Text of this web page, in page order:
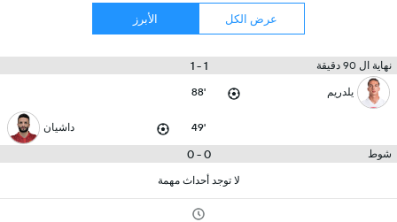
عرض الكل الأبرز
نهاية ال 90 دقيقة 1 - 1
يلدريم 88'
49' داشيان
شوط 0 - 0
لا توجد أحداث مهمة